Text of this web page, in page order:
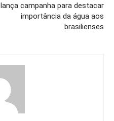
lança campanha para destacar
importância da água aos
brasilienses